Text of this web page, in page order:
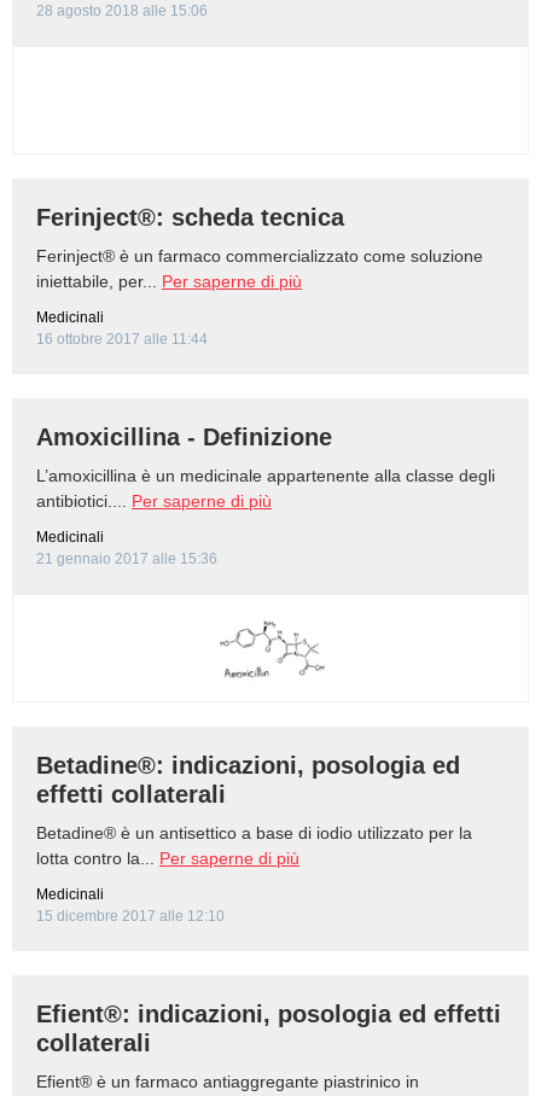
28 agosto 2018 alle 15:06
Ferinject®: scheda tecnica
Ferinject® è un farmaco commercializzato come soluzione
iniettabile, per... Per saperne di più
Medicinali
16 ottobre 2017 alle 11:44
Amoxicillina - Definizione
L’amoxicillina è un medicinale appartenente alla classe degli
antibiotici.... Per saperne di più
Medicinali
21 gennaio 2017 alle 15:36
Betadine®: indicazioni, posologia ed
effetti collaterali
Betadine® è un antisettico a base di iodio utilizzato per la
lotta contro la... Per saperne di più
Medicinali
15 dicembre 2017 alle 12:10
Efient®: indicazioni, posologia ed effetti
collaterali
Efient® è un farmaco antiaggregante piastrinico in